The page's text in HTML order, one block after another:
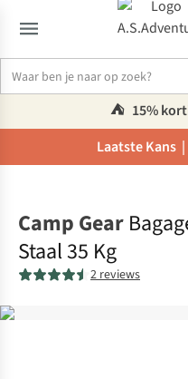
⛺️ 15%
Laatste Kans |
Camp Gear
Staal 35 Kg
2 reviews